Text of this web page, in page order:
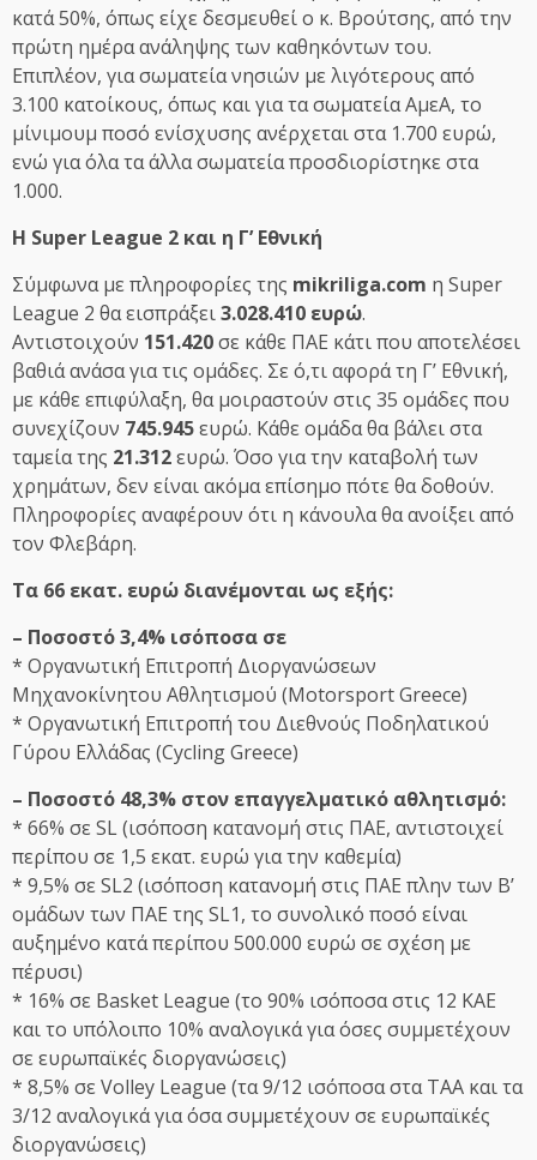
κατά 50%, όπως είχε δεσμευθεί ο κ. Βρούτσης, από την
πρώτη ημέρα ανάληψης των καθηκόντων του.
Επιπλέον, για σωματεία νησιών με λιγότερους από
3.100 κατοίκους, όπως και για τα σωματεία ΑμεΑ, το
μίνιμουμ ποσό ενίσχυσης ανέρχεται στα 1.700 ευρώ,
ενώ για όλα τα άλλα σωματεία προσδιορίστηκε στα
1.000.
Η Super League 2 και η Γ’ Εθνική
Σύμφωνα με πληροφορίες της mikriliga.com η Super
League 2 θα εισπράξει3.028.410 ευρώ.
Αντιστοιχούν 151.420σε κάθε ΠΑΕ κάτι που αποτελέσει
βαθιά ανάσα για τις ομάδες. Σε ό,τι αφορά τη Γ’ Εθνική,
με κάθε επιφύλαξη, θα μοιραστούν στις 35 ομάδες που
συνεχίζουν 745.945ευρώ. Κάθε ομάδα θα βάλει στα
ταμεία της 21.312ευρώ. Όσο για την καταβολή των
χρημάτων, δεν είναι ακόμα επίσημο πότε θα δοθούν.
Πληροφορίες αναφέρουν ότι η κάνουλα θα ανοίξει από
τον Φλεβάρη.
Τα 66 εκατ. ευρώ διανέμονται ως εξής:
– Ποσοστό 3,4% ισόποσα σε
* Οργανωτική Επιτροπή Διοργανώσεων
Μηχανοκίνητου Αθλητισμού (Motorsport Greece)
* Οργανωτική Επιτροπή του Διεθνούς Ποδηλατικού
Γύρου Ελλάδας (Cycling Greece)
– Ποσοστό 48,3% στον επαγγελματικό αθλητισμό:
* 66% σε SL (ισόποση κατανομή στις ΠΑΕ, αντιστοιχεί
περίπου σε 1,5 εκατ. ευρώ για την καθεμία)
* 9,5% σε SL2 (ισόποση κατανομή στις ΠΑΕ πλην των Β’
ομάδων των ΠΑΕ της SL1, το συνολικό ποσό είναι
αυξημένο κατά περίπου 500.000 ευρώ σε σχέση με
πέρυσι)
* 16% σε Basket League (το 90% ισόποσα στις 12 ΚΑΕ
και το υπόλοιπο 10% αναλογικά για όσες συμμετέχουν
σε ευρωπαϊκές διοργανώσεις)
* 8,5% σε Volley League (τα 9/12 ισόποσα στα ΤΑΑ και τα
3/12 αναλογικά για όσα συμμετέχουν σε ευρωπαϊκές
διοργανώσεις)